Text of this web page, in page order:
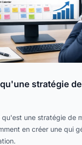
stratégie
qu'est une stratégie de
en créer une qui